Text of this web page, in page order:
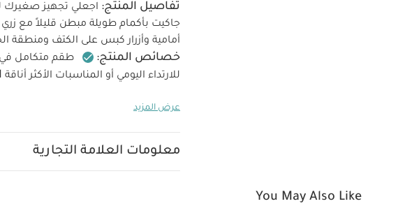
تفاصيل المنتج: اجعلي تجهيز صغيرك
جاكيت بأكمام طويلة مبطن قليلاً مع
أمامية وأزرار كبس على الكتف ومنطقة
خصائص المنتج: طقم متكامل
للارتداء اليومي أو المناسبات الأكثر أناقة
الإرشادات:
تعليمات السلامة وتحذيرات:
عرض المزيد
معلومات العلامة التجارية
You May Also Like